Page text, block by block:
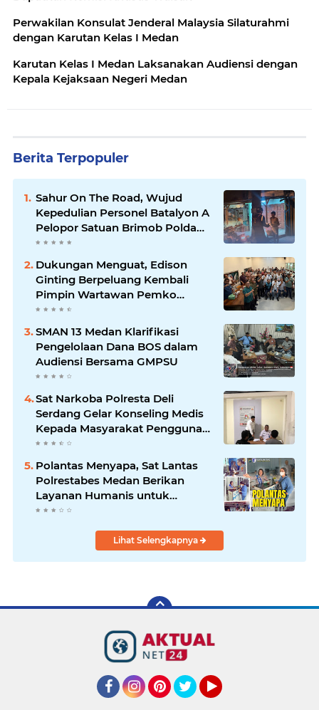
Perwakilan Konsulat Jenderal Malaysia Silaturahmi
dengan Karutan Kelas I Medan
Karutan Kelas I Medan Laksanakan Audiensi dengan
Kepala Kejaksaan Negeri Medan
Berita Terpopuler
Sahur On The Road, Wujud
Kepedulian Personel Batalyon A
Pelopor Satuan Brimob Polda
Sumut di Dini Hari Ramadhan
Dukungan Menguat, Edison
Ginting Berpeluang Kembali
Pimpin Wartawan Pemko
Medan
SMAN 13 Medan Klarifikasi
Pengelolaan Dana BOS dalam
Audiensi Bersama GMPSU
Sat Narkoba Polresta Deli
Serdang Gelar Konseling Medis
Kepada Masyarakat Pengguna
Narkotika di Posko Kampung
Polantas Menyapa, Sat Lantas
Polrestabes Medan Berikan
Layanan Humanis untuk
Pendaftaran Pemohon SIM
Lihat Selengkapnya